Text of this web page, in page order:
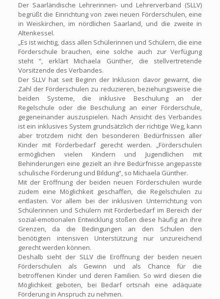
Der Saarländische Lehrerinnen- und Lehrerverband (SLLV)
begrüßt die Einrichtung von zwei neuen Förderschulen, eine
in Weiskirchen, im nördlichen Saarland, und die zweite in
Altenkessel.
„Es ist wichtig, dass allen Schülerinnen und Schülern, die eine
Förderschule brauchen, eine solche auch zur Verfügung
steht “, erklärt Michaela Günther, die stellvertretende
Vorsitzende des Verbandes.
Der SLLV hat seit Beginn der Inklusion davor gewarnt, die
Zahl der Förderschulen zu reduzieren, beziehungsweise die
beiden Systeme, die inklusive Beschulung an der
Regelschule oder die Beschulung an einer Förderschule,
gegeneinander auszuspielen. Nach Ansicht des Verbandes
ist ein inklusives System grundsätzlich der richtige Weg, kann
aber trotzdem nicht den besonderen Bedürfnissen aller
Kinder mit Förderbedarf gerecht werden. „Förderschulen
ermöglichen vielen Kindern und Jugendlichen mit
Behinderungen eine gezielt an ihre Bedürfnisse angepasste
schulische Förderung und Bildung“, so Michaela Günther.
Mit der Eröffnung der beiden neuen Förderschulen wurde
zudem eine Möglichkeit geschaffen, die Regelschulen zu
entlasten. Vor allem bei der inklusiven Unterrichtung von
Schülerinnen und Schülern mit Förderbedarf im Bereich der
sozial-emotionalen Entwicklung stoßen diese häufig an ihre
Grenzen, da die Bedingungen an den Schulen den
benötigten intensiven Unterstützung nur unzureichend
gerecht werden können.
Deshalb sieht der SLLV die Eröffnung der beiden neuen
Förderschulen als Gewinn und als Chance für die
betroffenen Kinder und deren Familien. So wird diesen die
Möglichkeit geboten, bei Bedarf ortsnah eine adäquate
Förderung in Anspruch zu nehmen.